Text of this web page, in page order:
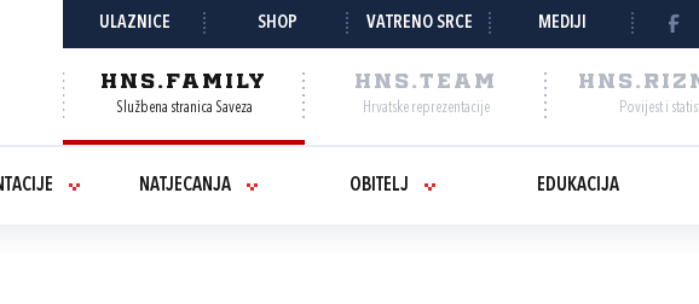
ULAZNICE SHOP VATRENO SRCE MEDIJI
HNS.FAMILY
Službena stranica Saveza
HNS.TEAM
Hrvatske reprezentacije Povijest i
NATJECANJA OBITELJ EDUKACIJA